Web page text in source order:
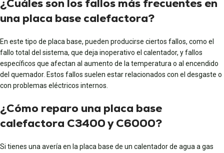
¿Cuáles son los fallos más frecuentes en
una placa base calefactora?
En este tipo de placa base, pueden producirse ciertos fallos, como el
fallo total del sistema, que deja inoperativo el calentador, y fallos
específicos que afectan al aumento de la temperatura o al encendido
del quemador. Estos fallos suelen estar relacionados con el desgaste o
con problemas eléctricos internos.
¿Cómo reparo una placa base
calefactora C3400 y C6000?
Si tienes una avería en la placa base de un calentador de agua a gas